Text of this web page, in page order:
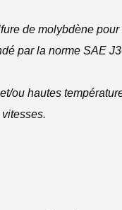
de molybdène
par la norme SAE
hautes